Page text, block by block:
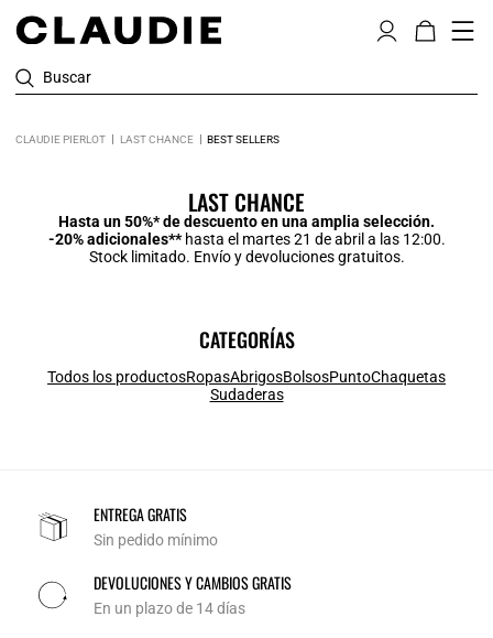
Buscar
CLAUDIE PIERLOT LAST CHANCE BEST SELLERS
LAST CHANCE
Hasta un 50%* de descuento en una amplia selección.
-20% adicionales** hasta el martes 21 de abril a las 12:00.
Stock limitado. Envío y devoluciones gratuitos.
CATEGORÍAS
Todos los productosRopasAbrigosBolsosPuntoChaquetas
Sudaderas
ENTREGA GRATIS
Sin pedido mínimo
DEVOLUCIONES Y CAMBIOS GRATIS
En un plazo de 14 días